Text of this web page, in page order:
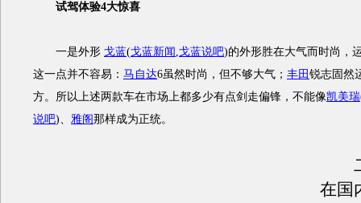
试驾体验4大惊喜
一是外形 戈蓝(戈蓝新闻 ,戈蓝说吧)的外形胜在大气而时尚，
这一点并不容易： 马自达6虽然时尚，但不够大气； 丰田 锐志固然
方。所以上述两款车在市场上都多少有点剑走偏锋，不能像凯美瑞
说吧)、 雅阁那样成为正统。
二
在国